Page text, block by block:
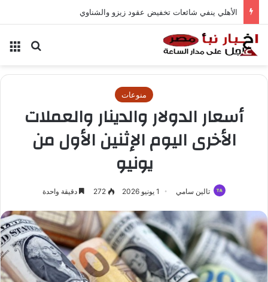
الأهلي ينفي شائعات تخفيض عقود زيزو والشناوي
بحث
منوعات
أسعار الدولار والدينار والعملات
الأخرى اليوم الإثنين الأول من
يونيو
تالين سامي 1 يونيو 2026 272 دقيقة واحدة